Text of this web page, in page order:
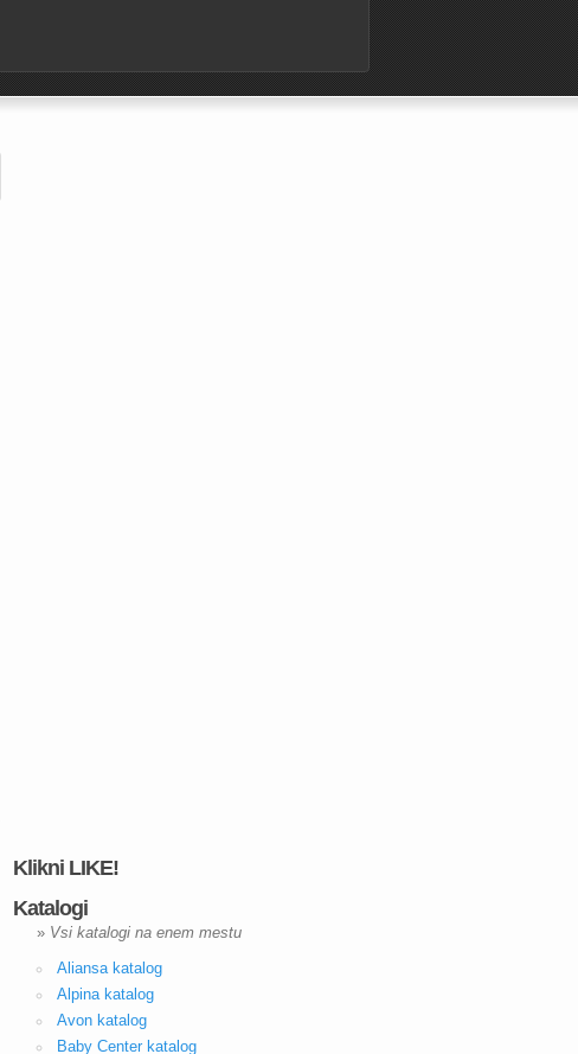
Klikni LIKE!
Katalogi
» Vsi katalogi na enem mestu
Aliansa katalog
Alpina katalog
Avon katalog
Baby Center katalog